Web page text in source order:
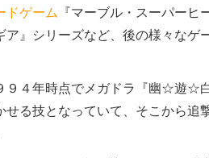
ドゲーム
『マーブル・スーパーヒ
』シリーズなど、後の様々なゲ
４年時点でメガドラ『幽☆遊☆
る技となっていて、そこから追